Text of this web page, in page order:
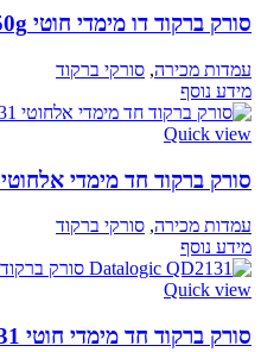
סורק ברקוד דו מימדי חוטי Honeywell Xenon 1950g
עמדות מכירה, סורקי ברקוד
מידע נוסף
Quick view
סורק ברקוד חד מימדי אלחוטי Datalogic QBT2131
עמדות מכירה, סורקי ברקוד
מידע נוסף
Quick view
סורק ברקוד חד מימדי חוטי Datalogic QD2131